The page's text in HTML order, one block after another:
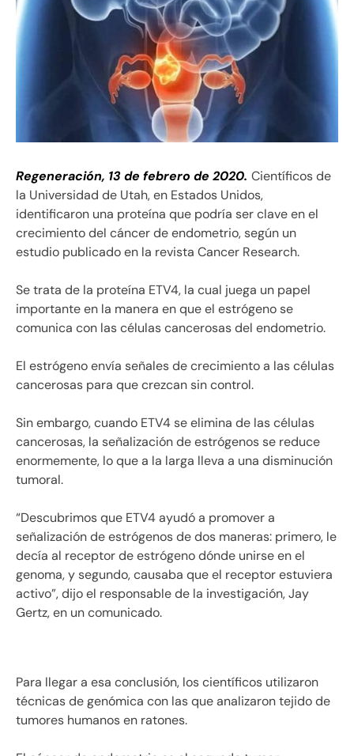
Regeneración, 13 de febrero de 2020. Científicos de
la Universidad de Utah, en Estados Unidos,
identificaron una proteína que podría ser clave en el
crecimiento del cáncer de endometrio, según un
estudio publicado en la revista Cancer Research.
Se trata de la proteína ETV4, la cual juega un papel
importante en la manera en que el estrógeno se
comunica con las células cancerosas del endometrio.
El estrógeno envía señales de crecimiento a las células
cancerosas para que crezcan sin control.
Sin embargo, cuando ETV4 se elimina de las células
cancerosas, la señalización de estrógenos se reduce
enormemente, lo que a la larga lleva a una disminución
tumoral.
“Descubrimos que ETV4 ayudó a promover a
señalización de estrógenos de dos maneras: primero, le
decía al receptor de estrógeno dónde unirse en el
genoma, y segundo, causaba que el receptor estuviera
activo”, dijo el responsable de la investigación, Jay
Gertz, en un comunicado.
Para llegar a esa conclusión, los científicos utilizaron
técnicas de genómica con las que analizaron tejido de
tumores humanos en ratones.